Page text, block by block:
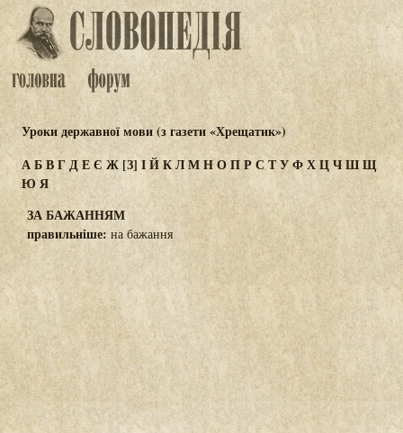
Уроки державної мови (з газети «Хрещатик»)
АБВГДЕЄ Ж [З]ІЙКЛМНОПРСТУФХЦЧШЩ
Ю Я
ЗА БАЖАННЯМ
правильніше: на бажання